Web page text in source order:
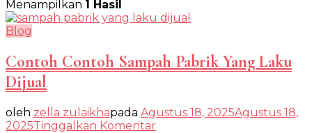
Menampilkan 1 Hasil
Blog
Contoh Contoh Sampah Pabrik Yang Laku
Dijual
oleh zella zulaikhapada Agustus 18, 2025Agustus 18,
2025Tinggalkan Komentar